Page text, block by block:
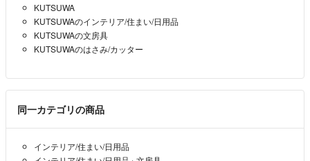
KUTSUWA
KUTSUWAのインテリア/住まい/日用品
KUTSUWAの文房具
KUTSUWAのはさみ/カッター
同一カテゴリの商品
インテリア/住まい/日用品